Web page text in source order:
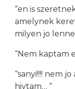
“en is
amelynek
milyen jo lenne
“Nem kaptam
“sanyi!!!! nem
hivtam… “